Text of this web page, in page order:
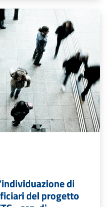
di
del progetto